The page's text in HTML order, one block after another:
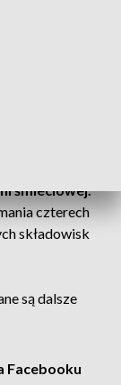
śmieciowej.
czterech
składowisk
są dalsze
Facebooku